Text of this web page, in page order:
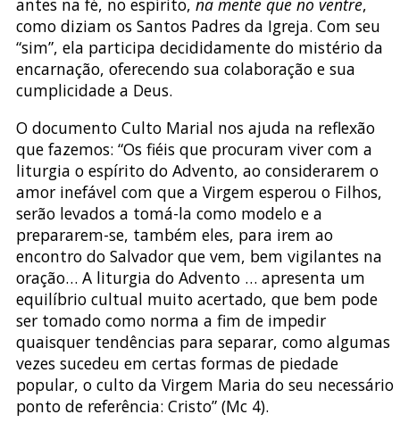
antes na fé, no espírito, na mente que no ventre,
como diziam os Santos Padres da Igreja. Com seu
“sim”, ela participa decididamente do mistério da
encarnação, oferecendo sua colaboração e sua
cumplicidade a Deus.
O documento Culto Marial nos ajuda na reflexão
que fazemos: “Os fiéis que procuram viver com a
liturgia o espírito do Advento, ao considerarem o
amor inefável com que a Virgem esperou o Filhos,
serão levados a tomá-la como modelo e a
prepararem-se, também eles, para irem ao
encontro do Salvador que vem, bem vigilantes na
oração… A liturgia do Advento … apresenta um
equilíbrio cultual muito acertado, que bem pode
ser tomado como norma a fim de impedir
quaisquer tendências para separar, como algumas
vezes sucedeu em certas formas de piedade
popular, o culto da Virgem Maria do seu necessário
ponto de referência: Cristo” (Mc 4).